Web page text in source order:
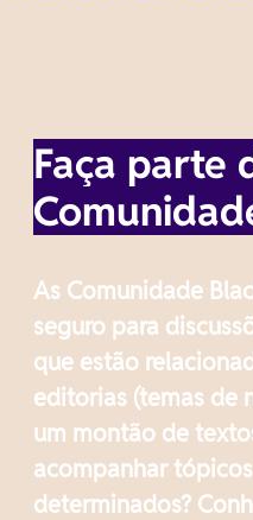
Faça parte
As Comunidade
seguro para
que estão
editorias (temas de
um montão de
acompanhar
determinados?